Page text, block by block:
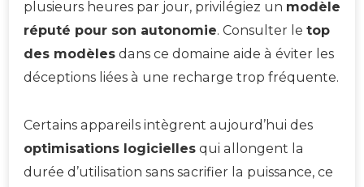
plusieurs heures par jour, privilégiez un modèle
réputé pour son autonomie. Consulter le top
des modèles dans ce domaine aide à éviter les
déceptions liées à une recharge trop fréquente.
Certains appareils intègrent aujourd’hui des
optimisations logicielles qui allongent la
durée d’utilisation sans sacrifier la puissance, ce